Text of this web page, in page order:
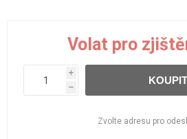
Volat pro
i
h
KOUPIT
Zvolte adresu pro